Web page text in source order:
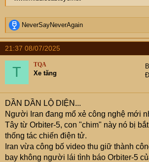
R
e
a
t
n
s
NeverSayNeverAgain
21:37 08/07/2025
T TQA
Xe tăng
DẦN DẦN LỘ DIỆN...
Người Iran đang mổ xẻ công nghệ mới
Tây từ Orbiter-5, con "chim" này nó bị
thống tác chiến điện tử.
Iran vừa công bố video thu giữ thành
bay không người lái tình báo Orbiter-5